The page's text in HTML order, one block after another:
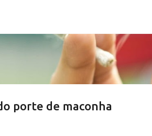
porte de maconha